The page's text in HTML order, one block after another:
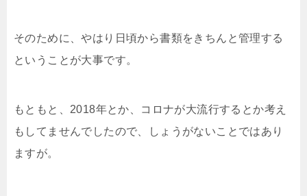
そのために、やはり日頃から書類をきちんと管理する
ということが大事です。
もともと、2018年とか、コロナが大流行するとか考え
もしてませんでしたので、しょうがないことではあり
ますが。